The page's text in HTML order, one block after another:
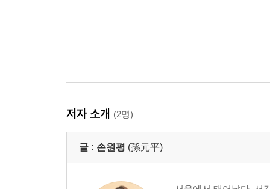
저자 소개 (2명)
글 : 손원평 (孫元平)